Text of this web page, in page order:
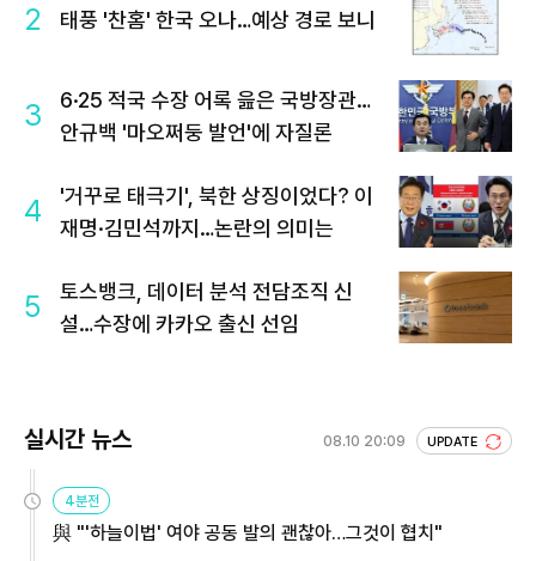
2 태풍 '찬홈' 한국 오나…예상 경로 보니
3
6·25 적국 수장 어록 읊은 국방장관…
안규백 '마오쩌둥 발언'에 자질론
4
'거꾸로 태극기', 북한 상징이었다? 이
재명·김민석까지…논란의 의미는
5
토스뱅크, 데이터 분석 전담조직 신
설…수장에 카카오 출신 선임
실시간 뉴스 08.10 20:09 UPDATE
4분전
與 "'하늘이법' 여야 공동 발의 괜찮아…그것이 협치"